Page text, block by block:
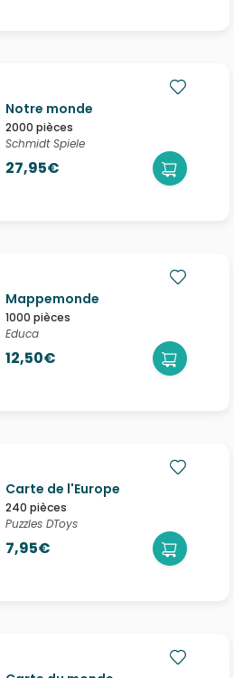
Notre monde
2000 pièces
Schmidt Spiele
27,95€
Mappemonde
1000 pièces
Educa
12,50€
Carte de l'Europe
240 pièces
Puzzles DToys
7,95€